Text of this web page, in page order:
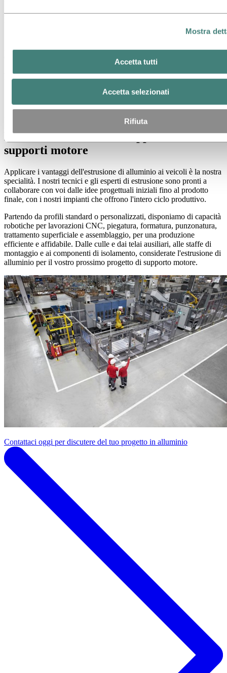
Mostra
Accetta tutti
Accetta selezionati
Rifiuta
giunzione necessari, semplificando la produzione e riducendo i costi
Flessibilità di progettazione
Maggiore versatilità nella creazione di forme e profili che soddisfano
i requisiti funzionali, integrando al contempo le esigenze di
Plasmare il futuro delle applicazioni dei
supporti motore
Applicare i vantaggi dell'estrusione di alluminio ai veicoli è la nostra
specialità. I nostri tecnici e gli esperti di estrusione sono pronti a
collaborare con voi dalle idee progettuali iniziali fino al prodotto
finale, con i nostri impianti che offrono l'intero ciclo produttivo.
Partendo da profili standard o personalizzati, disponiamo di capacità
robotiche per lavorazioni CNC, piegatura, formatura, punzonatura,
trattamento superficiale e assemblaggio, per una produzione
efficiente e affidabile. Dalle culle e dai telai ausiliari, alle staffe di
montaggio e ai componenti di isolamento, considerate l'estrusione di
alluminio per il vostro prossimo progetto di supporto motore.
Contattaci oggi per discutere del tuo progetto in alluminio